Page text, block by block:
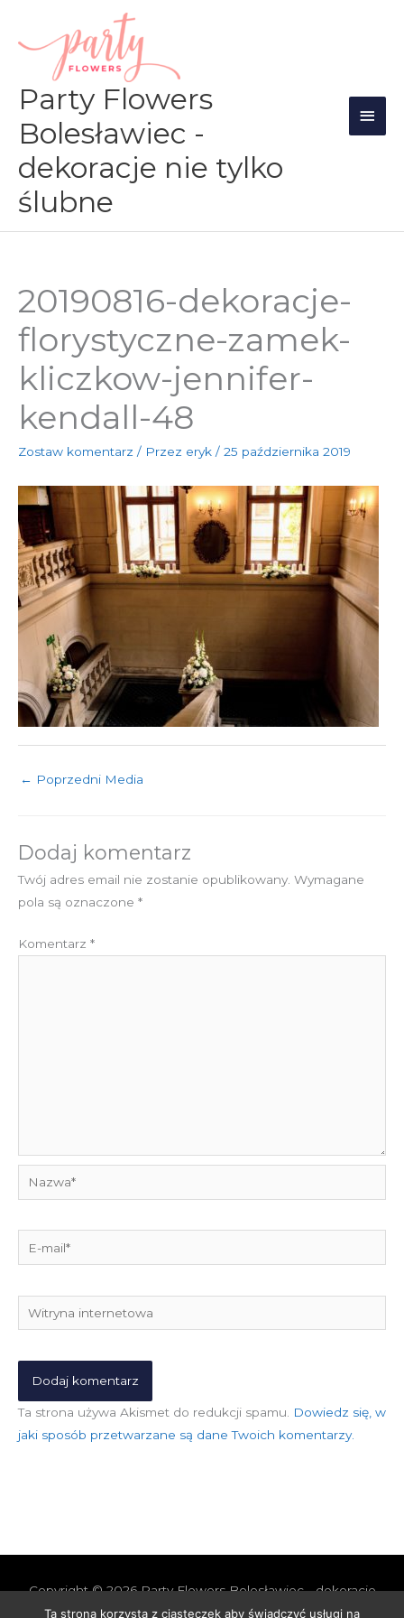
treści
Party Flowers
Bolesławiec -
dekoracje nie tylko
ślubne
20190816-dekoracje-
florystyczne-zamek-
kliczkow-jennifer-
kendall-48
Zostaw komentarz / Przez eryk / 25 października 2019
← Poprzedni Media
Dodaj komentarz
Twój adres email nie zostanie opublikowany. Wymagane
pola są oznaczone *
Komentarz *
mail*
Witryna
internetowa
Ta strona używa Akismet do redukcji spamu. Dowiedz się, w
jaki sposób przetwarzane są dane Twoich komentarzy.
Copyright © 2026Party Flowers Bolesławiec - dekoracje
nie tylko ślubne
Ta strona korzysta z ciasteczek aby świadczyć usługi na